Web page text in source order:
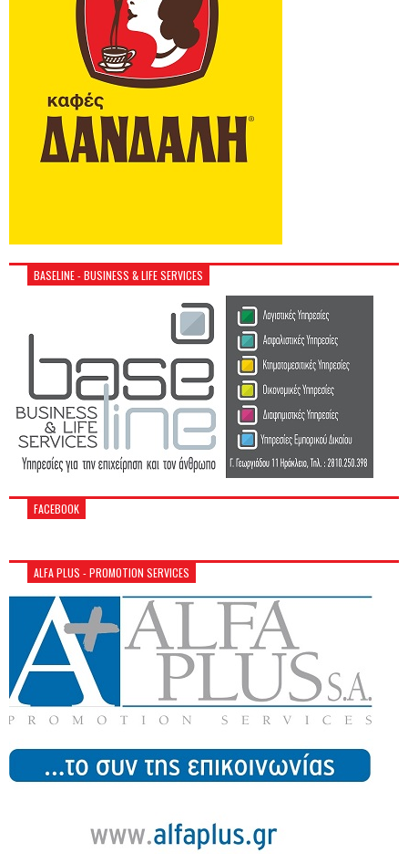
BASELINE - BUSINESS & LIFE SERVICES
FACEBOOK
ALFA PLUS - PROMOTION SERVICES